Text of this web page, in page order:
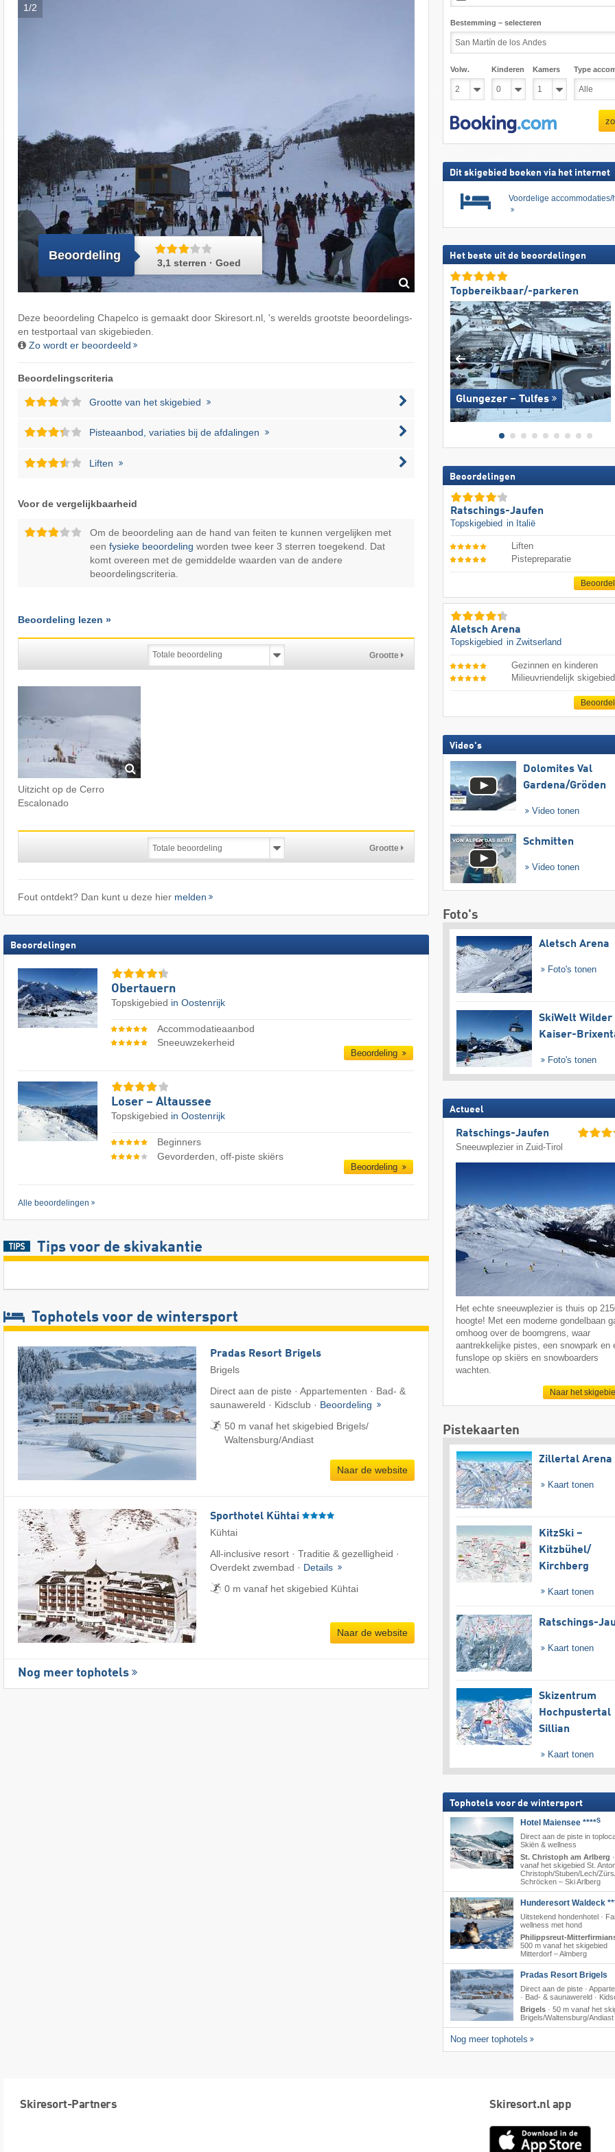
1/2
Beoordeling
3,1 sterren · Goed
Deze beoordeling Chapelco is gemaakt door Skiresort.nl, 's werelds grootste beoordelings-
en testportaal van skigebieden.
Zo wordt er beoordeeld
Beoordelingscriteria
Grootte van het skigebied
Pisteaanbod, variaties bij de afdalingen
Liften
Voor de vergelijkbaarheid
Om de beoordeling aan de hand van feiten te kunnen vergelijken met
een fysieke beoordeling worden twee keer 3 sterren toegekend. Dat
komt overeen met de gemiddelde waarden van de andere
beoordelingscriteria.
Beoordeling lezen »
Grootte
Uitzicht op de Cerro
Escalonado
Grootte
Fout ontdekt? Dan kunt u deze hier melden
Beoordelingen
Obertauern
Topskigebied in Oostenrijk
Accommodatieaanbod
Sneeuwzekerheid
Beoordeling
Loser – Altaussee
Topskigebied in Oostenrijk
Beginners
Gevorderden, off-piste skiërs
Beoordeling
Alle beoordelingen
Tips voor de skivakantie
Tophotels voor de wintersport
Pradas Resort Brigels
Brigels
Direct aan de piste · Appartementen · Bad- &
saunawereld · Kidsclub · Beoordeling
50 m vanaf het skigebied Brigels/​
Waltensburg/​Andiast
Naar de website
Sporthotel Kühtai
Kühtai
All-inclusive resort · Traditie & gezelligheid ·
Overdekt zwembad · Details
0 m vanaf het skigebied Kühtai
Naar de website
Nog meer tophotels
Bestemming – selecteren
Volw. Kinderen Kamers Type
Dit skigebied boeken via het internet
Voordelige accommodaties/
Het beste uit de beoordelingen
Topbereikbaar/-parkeren
Glungezer – Tulfes
Beoordelingen
Ratschings-Jaufen
Topskigebied in Italië
Liften
Pistepreparatie
Aletsch Arena
Topskigebied in Zwitserland
Gezinnen en kinderen
Milieuvriendelijk skigebied
Video's
Dolomites Val
Gardena/​Gröden
Video tonen
Schmitten
Video tonen
Foto's
Aletsch Arena
Foto's tonen
SkiWelt Wilder
Kaiser-
Foto's tonen
Actueel
Ratschings-Jaufen
Sneeuwplezier in Zuid-Tirol
Het echte sneeuwplezier is thuis op
hoogte! Met een moderne gondelbaan
omhoog over de boomgrens, waar
aantrekkelijke pistes, een snowpark en
funslope op skiërs en snowboarders
wachten.
Naar het
Pistekaarten
Zillertal Arena
Kaart tonen
KitzSki –
Kitzbühel/​
Kirchberg
Kaart tonen
Ratschings-
Kaart tonen
Skizentrum
Hochpustertal
Sillian
Kaart tonen
Tophotels voor de wintersport
Hotel Maiensee ****S
Direct aan de piste in
Skiën & wellness
St. Christoph am Arlberg
vanaf het skigebied St.
Christoph/​Stuben/​Lech/​
Schröcken – Ski Arlberg
Hunderesort Waldeck
Uitstekend hondenhotel ·
wellness met hond
Philippsreut-
500 m vanaf het skigebied
Mitterdorf – Almberg
Pradas Resort Brigels
Direct aan de piste ·
· Bad- & saunawereld ·
Brigels· 50 m vanaf het
Brigels/​Waltensburg/​Andiast
Nog meer tophotels
Skiresort-Partners Skiresort.nl app
App